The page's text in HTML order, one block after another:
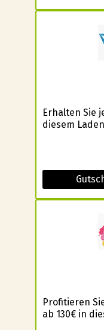
Erhalten Sie
diesem
Profitieren
ab 130€ in